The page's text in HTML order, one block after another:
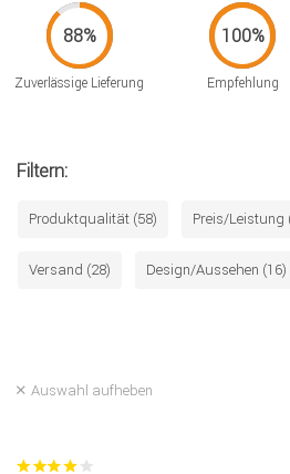
Zuverlässige Lieferung Empfehlung
Filtern:
Produktqualität (58) Preis/Leistung
Versand (28) Design/Aussehen (16)
Auswahl aufheben